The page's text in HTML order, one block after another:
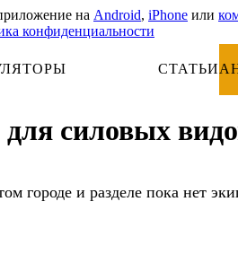
на Android, iPhone или
конфиденциальности
СТАТЬИ
силовых
городе и разделе пока нет